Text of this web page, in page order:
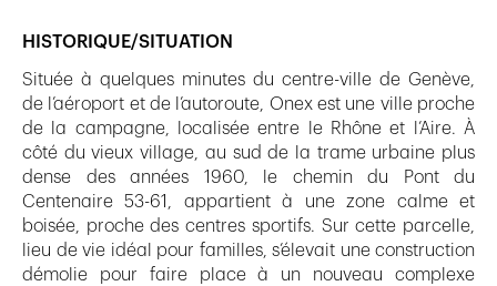
HISTORIQUE/SITUATION
Située à quelques minutes du centre-ville de Genève,
de l’aéroport et de l’autoroute, Onex est une ville proche
de la campagne, localisée entre le Rhône et l’Aire. À
côté du vieux village, au sud de la trame urbaine plus
dense des années 1960, le chemin du Pont du
Centenaire 53-61, appartient à une zone calme et
boisée, proche des centres sportifs. Sur cette parcelle,
lieu de vie idéal pour familles, s’élevait une construction
démolie pour faire place à un nouveau complexe